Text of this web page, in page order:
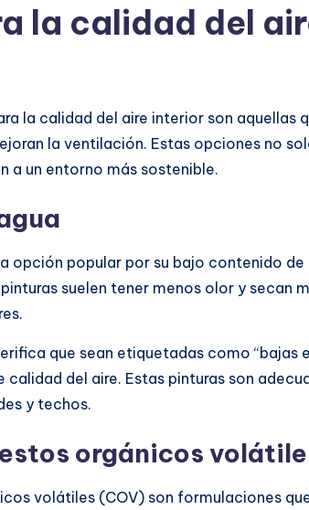
la calidad del
la calidad del aire interior son aquellas
la ventilación. Estas opciones no
a un entorno más sostenible.
opción popular por su bajo contenido
suelen tener menos olor y secan
que sean etiquetadas como “bajas
del aire. Estas pinturas son
y techos.
orgánicos
volátiles (COV) son formulaciones